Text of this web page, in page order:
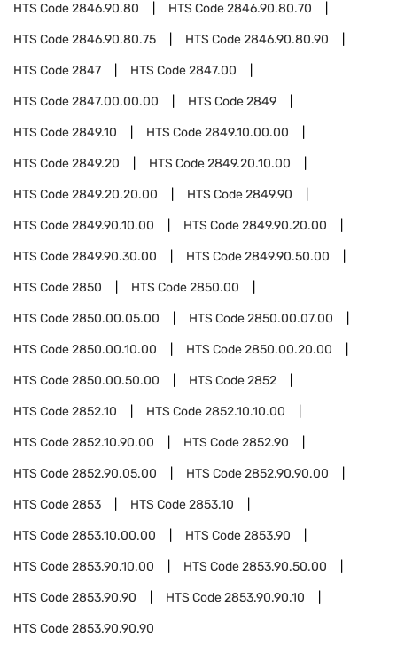
HTS Code2846.90.80 HTS Code2846.90.80.70
HTS Code2846.90.80.75 HTS Code2846.90.80.90
HTS Code2847 HTS Code2847.00
HTS Code2847.00.00.00 HTS Code2849
HTS Code2849.10 HTS Code2849.10.00.00
HTS Code2849.20 HTS Code2849.20.10.00
HTS Code2849.20.20.00 HTS Code2849.90
HTS Code2849.90.10.00 HTS Code2849.90.20.00
HTS Code2849.90.30.00 HTS Code2849.90.50.00
HTS Code2850 HTS Code2850.00
HTS Code2850.00.05.00 HTS Code2850.00.07.00
HTS Code2850.00.10.00 HTS Code2850.00.20.00
HTS Code2850.00.50.00 HTS Code2852
HTS Code2852.10 HTS Code2852.10.10.00
HTS Code2852.10.90.00 HTS Code2852.90
HTS Code2852.90.05.00 HTS Code2852.90.90.00
HTS Code2853 HTS Code2853.10
HTS Code2853.10.00.00 HTS Code2853.90
HTS Code2853.90.10.00 HTS Code2853.90.50.00
HTS Code2853.90.90 HTS Code2853.90.90.10
HTS Code2853.90.90.90